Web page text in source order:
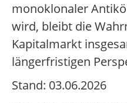
monoklonaler
wird, bleibt die
Kapitalmarkt
längerfristigen
Stand: 03.06.2026